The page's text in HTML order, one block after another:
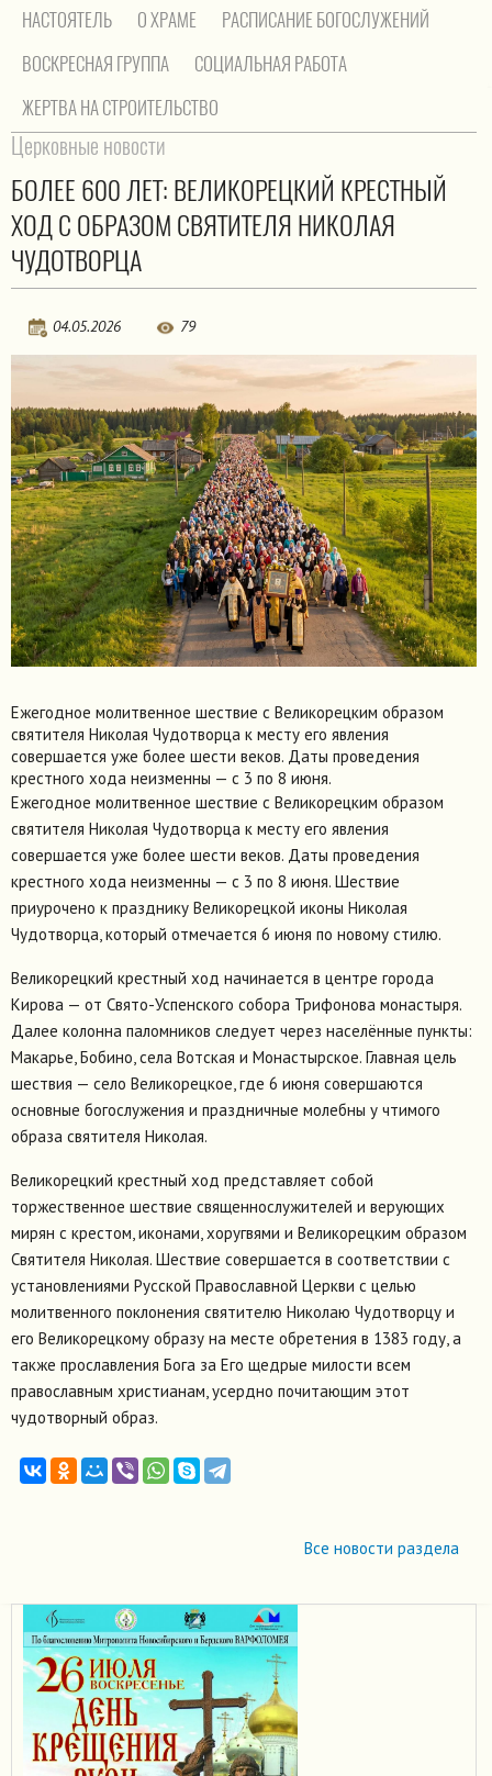
НАСТОЯТЕЛЬ О ХРАМЕ
РАСПИСАНИЕ БОГОСЛУЖЕНИЙ
ВОСКРЕСНАЯ ГРУППА
СОЦИАЛЬНАЯ РАБОТА
ЖЕРТВА НА СТРОИТЕЛЬСТВО
На главную / Церковные новости
Церковные новости
БОЛЕЕ 600 ЛЕТ: ВЕЛИКОРЕЦКИЙ КРЕСТНЫЙ
ХОД С ОБРАЗОМ СВЯТИТЕЛЯ НИКОЛАЯ
ЧУДОТВОРЦА
04.05.2026 79
Ежегодное молитвенное шествие с Великорецким образом
святителя Николая Чудотворца к месту его явления
совершается уже более шести веков. Даты проведения
крестного хода неизменны — с 3 по 8 июня.
Ежегодное молитвенное шествие с Великорецким образом
святителя Николая Чудотворца к месту его явления
совершается уже более шести веков. Даты проведения
крестного хода неизменны — с 3 по 8 июня. Шествие
приурочено к празднику Великорецкой иконы Николая
Чудотворца, который отмечается 6 июня по новому стилю.
Великорецкий крестный ход начинается в центре города
Кирова — от Свято-Успенского собора Трифонова монастыря.
Далее колонна паломников следует через населённые пункты:
Макарье, Бобино, села Вотская и Монастырское. Главная цель
шествия — село Великорецкое, где 6 июня совершаются
основные богослужения и праздничные молебны у чтимого
образа святителя Николая.
Великорецкий крестный ход представляет собой
торжественное шествие священнослужителей и верующих
мирян с крестом, иконами, хоругвями и Великорецким образом
Святителя Николая. Шествие совершается в соответствии с
установлениями Русской Православной Церкви с целью
молитвенного поклонения святителю Николаю Чудотворцу и
его Великорецкому образу на месте обретения в 1383 году, а
также прославления Бога за Его щедрые милости всем
православным христианам, усердно почитающим этот
чудотворный образ.
Все новости раздела